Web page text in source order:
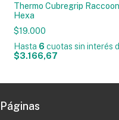
Thermo Cubregrip
Hexa
$19.000
Hasta 6 cuotas sin interés
$3.166,67
Páginas